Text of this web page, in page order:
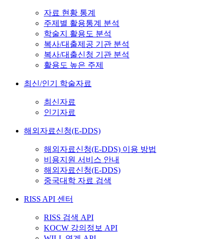
자료 현황 통계
주제별 활용통계 분석
학술지 활용도 분석
복사/대출제공 기관 분석
복사/대출신청 기관 분석
활용도 높은 주제
최신/인기 학술자료
최신자료
인기자료
해외자료신청(E-DDS)
해외자료신청(E-DDS) 이용 방법
비용지원 서비스 안내
해외자료신청(E-DDS)
중국대학 자료 검색
RISS API 센터
RISS 검색 API
KOCW 강의정보 API